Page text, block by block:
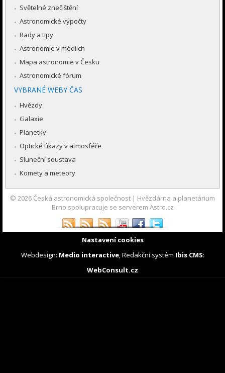
Světelné znečištění
Astronomické výpočty
Rady a tipy
Astronomie v médiích
Mapa astronomie v Česku
Astronomické fórum
VYBRANÉ WEBY ČAS
Hvězdy
Galaxie
Planetky
Optické úkazy v atmosféře
Sluneční soustava
Komety a meteory
© 2026 Česká astronomická společnost | Hvězdárna a planetárium
Brno spolupracuje se serverem Astro.cz
Nastavení cookies
Webdesign: Medio interactive, Redakční systém Ibis CMS:
WebConsult.cz